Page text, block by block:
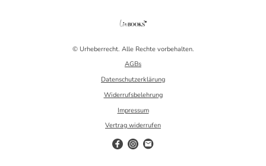
© Urheberrecht. Alle Rechte vorbehalten.
AGBs
Datenschutzerklärung
Widerrufsbelehrung
Impressum
Vertrag widerrufen